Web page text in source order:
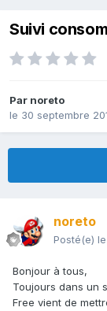
Suivi
Par noreto
le 30 septembre
noreto
Posté(e)
Bonjour à tous,
Toujours dans un
Free vient de